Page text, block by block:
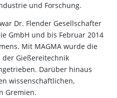
und Forschung.
Dr. Flender Gesellschafter
GmbH und bis Februar 2014
Mit MAGMA wurde die
Gießereitechnik
Darüber hinaus
wissenschaftlichen,
Gremien.